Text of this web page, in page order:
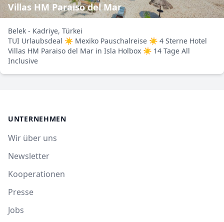
Villas HM Paraiso del Mar
Belek - Kadriye, Türkei
TUI Urlaubsdeal ☀ Mexiko Pauschalreise ☀ 4 Sterne Hotel
Villas HM Paraiso del Mar in Isla Holbox ☀ 14 Tage All
Inclusive
UNTERNEHMEN
Wir über uns
Newsletter
Kooperationen
Presse
Jobs